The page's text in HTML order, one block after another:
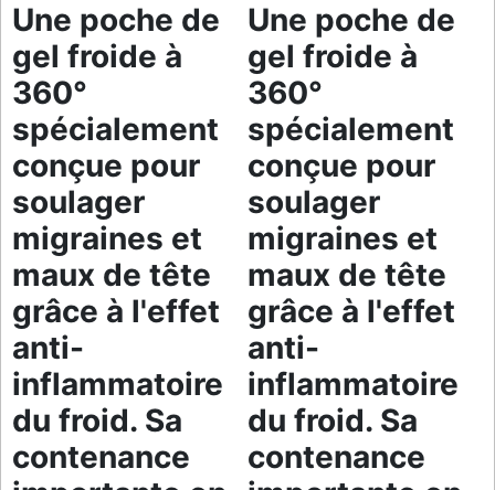
Une poche de
gel froide à
360°
spécialement
conçue pour
soulager
migraines et
maux de tête
grâce à l'effet
anti-
inflammatoire
du froid. Sa
contenance
Une poche de
gel froide à
360°
spécialement
conçue pour
soulager
migraines et
maux de tête
grâce à l'effet
anti-
inflammatoire
du froid. Sa
contenance